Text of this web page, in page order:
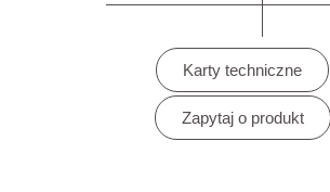
Karty techniczne
Zapytaj o produkt